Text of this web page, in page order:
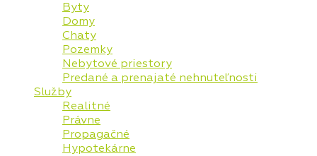
Byty
Domy
Chaty
Pozemky
Nebytové priestory
Predané a prenajaté nehnuteľnosti
Služby
Realitné
Právne
Propagačné
Hypotekárne